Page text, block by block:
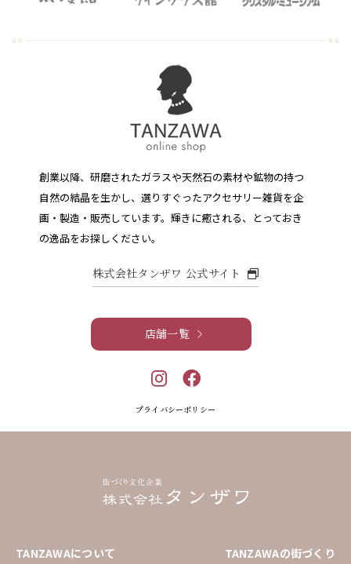
創業以降、研磨されたガラスや天然石の素材や鉱物の持つ
自然の結晶を生かし、選りすぐったアクセサリー雑貨を企
画・製造・販売しています。 輝きに癒される、とっておき
の逸品をお探しください。
株式会社タンザワ 公式サイト
店舗一覧
プライバシーポリシー
TANZAWAについて TANZAWAの街づくり